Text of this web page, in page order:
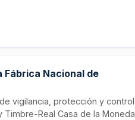
colectivos de seguridad.
Nacional de
vigilancia, protección y control
Timbre-Real Casa de la Moneda